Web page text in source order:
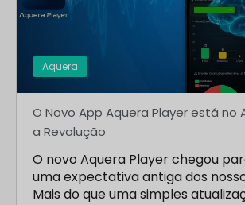
Aquera
O Novo App Aquera Player está no
a Revolução
O novo Aquera Player chegou
uma expectativa antiga dos
Mais do que uma simples